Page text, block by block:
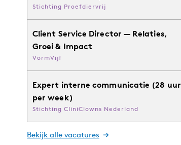
Stichting Proefdiervrij
Client Service Director — Relaties,
Groei & Impact
VormVijf
Expert interne communicatie (28 uur
per week)
Stichting CliniClowns Nederland
Bekijk alle vacatures